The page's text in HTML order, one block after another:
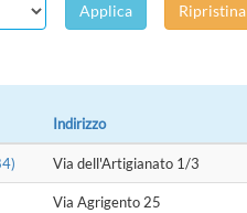
Applica Ripristina
Indirizzo
Via dell'Artigianato 1/3
Via Agrigento 25